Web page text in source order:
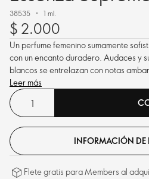
38535 1 ml.
$ 2.000
Un perfume femenino sumamente
con un encanto duradero. Audaces y
blancos se entrelazan con notas
aromáticas.
Leer más
INFORMACIÓN DE
Flete gratis para Members al